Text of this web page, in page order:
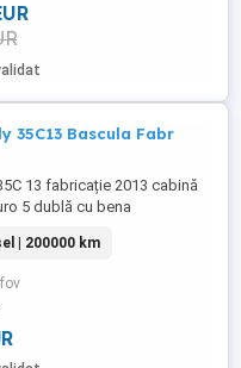
35C13 Bascula Fabr
13 fabricație 2013 cabină
5 dublă cu bena
, fiscal , așa cum se
, fără cutie de viteze și
,la prețul de 3000 Preț fix
în București sector 4 .Nu
...
| 200000 km